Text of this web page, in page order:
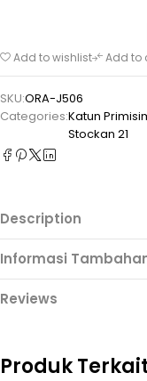
Add to wishlist
Add to
SKU:ORA-J506
Categories:Katun
Stockan 21
Description
Informasi
Reviews
Produk Terkait